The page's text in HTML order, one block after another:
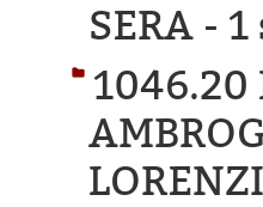
SERA -
1046.20